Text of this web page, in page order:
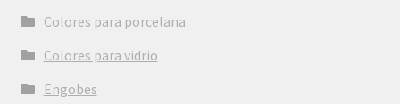
Colores para porcelana
Colores para vidrio
Engobes